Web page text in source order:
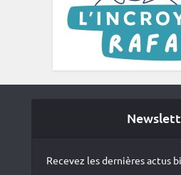
Recevez les dernières actus